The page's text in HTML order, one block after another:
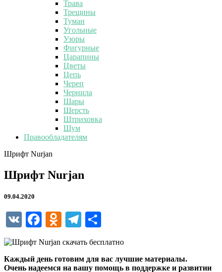
Трава
Трещины
Туман
Угольные
Узоры
Фигурные
Царапины
Цветы
Цепь
Череп
Чернила
Шары
Шерсть
Штриховка
Шум
Правообладателям
Шрифт Nurjan
Шрифт Nurjan
09.04.2020
VK Facebook
Odnoklassniki
Telegram
Каждый день готовим для вас лучшие материалы.
Очень надеемся на вашу помощь в поддержке и развитии